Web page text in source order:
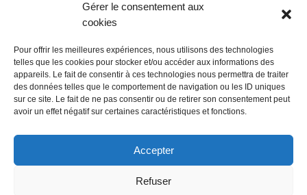
Gérer le consentement aux
cookies
Pour offrir les meilleures expériences, nous utilisons des technologies
telles que les cookies pour stocker et/ou accéder aux informations des
appareils. Le fait de consentir à ces technologies nous permettra de traiter
des données telles que le comportement de navigation ou les ID uniques
sur ce site. Le fait de ne pas consentir ou de retirer son consentement peut
avoir un effet négatif sur certaines caractéristiques et fonctions.
Accepter
Refuser
otoplastie
Remboursement
Rhinoplastie
Mentions légales